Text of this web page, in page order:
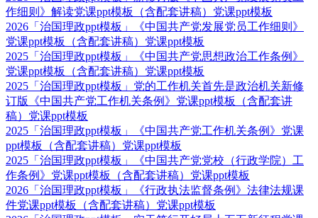
作细则》解读党课ppt模板（含配套讲稿）党课ppt模板
2026「治国理政ppt模板」《中国共产党发展党员工作细则》
党课ppt模板（含配套讲稿）党课ppt模板
2025「治国理政ppt模板」《中国共产党思想政治工作条例》
党课ppt模板（含配套讲稿）党课ppt模板
2025「治国理政ppt模板」党的工作机关首先是政治机关新修
订版《中国共产党工作机关条例》党课ppt模板（含配套讲
稿）党课ppt模板
2025「治国理政ppt模板」《中国共产党工作机关条例》党课
ppt模板（含配套讲稿）党课ppt模板
2025「治国理政ppt模板」《中国共产党党校（行政学院）工
作条例》党课ppt模板（含配套讲稿）党课ppt模板
2026「治国理政ppt模板」《行政执法监督条例》法律法规课
件党课ppt模板（含配套讲稿）党课ppt模板